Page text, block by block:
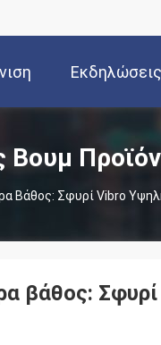
VR
Εκδηλώσεις
Βάθος: Σφυρί Vibro
βάθος: